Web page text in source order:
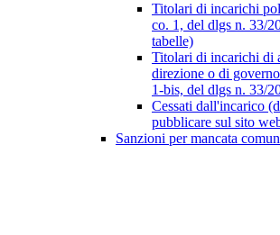
Titolari di incarichi
co. 1, del dlgs n. 33/
tabelle)
Titolari di incarichi di
direzione o di
1-bis, del dlgs n. 33/
Cessati dall'incarico
pubblicare sul sito
Sanzioni per mancata